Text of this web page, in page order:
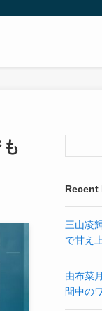
Recent
三山凌
で甘え
由布菜
間中の